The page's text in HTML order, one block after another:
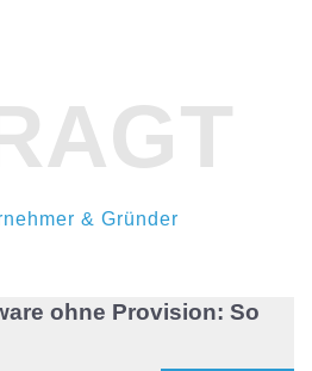
& Gründer
ohne Provision: So